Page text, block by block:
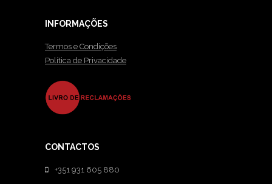
INFORMAÇÕES
Termos e Condições
Política de Privacidade
CONTACTOS
+351 931 605 880